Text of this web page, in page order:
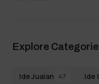
Explore
Ide Jualan 47 Ide